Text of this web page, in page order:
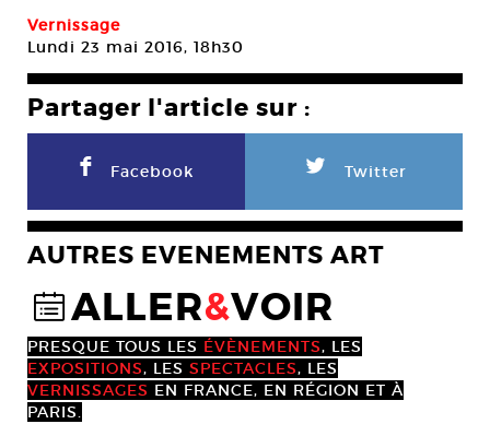
Vernissage
Lundi 23 mai 2016, 18h30
Partager l'article sur :
F Facebook L Twitter
AUTRES EVENEMENTS ART
@ALLER&VOIR
PRESQUE TOUS LES ÉVÈNEMENTS, LES
EXPOSITIONS, LES SPECTACLES, LES
VERNISSAGES EN FRANCE, EN RÉGION ET À
PARIS.